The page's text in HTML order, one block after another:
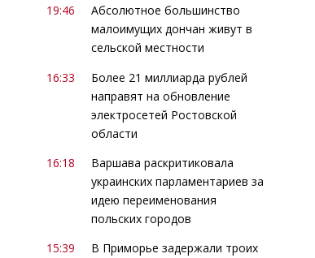
19:46
Абсолютное большинство
малоимущих дончан живут в
сельской местности
16:33
Более 21 миллиарда рублей
направят на обновление
электросетей Ростовской
области
16:18
Варшава раскритиковала
украинских парламентариев за
идею переименования
польских городов
15:39
В Приморье задержали троих